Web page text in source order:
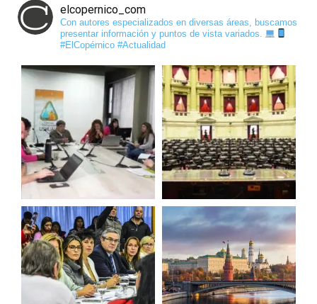
elcopernico_com
Con autores especializados en diversas áreas, buscamos
presentar información y puntos de vista variados.
#ElCopérnico #Actualidad